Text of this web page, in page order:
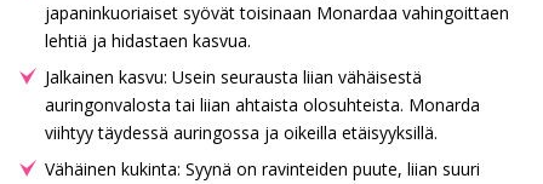
japaninkuoriaiset syövät toisinaan Monardaa vahingoittaen
lehtiä ja hidastaen kasvua.
Jalkainen kasvu: Usein seurausta liian vähäisestä
auringonvalosta tai liian ahtaista olosuhteista. Monarda
viihtyy täydessä auringossa ja oikeilla etäisyyksillä.
Vähäinen kukinta: Syynä on ravinteiden puute, liian suuri